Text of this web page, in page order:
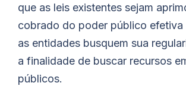
que as leis existentes sejam
cobrado do poder público efetiva
as entidades busquem sua
a finalidade de buscar recursos
públicos.